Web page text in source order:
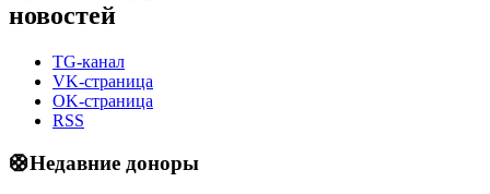
новостей
TG-канал
VK-страница
OK-страница
RSS
🛟Недавние доноры